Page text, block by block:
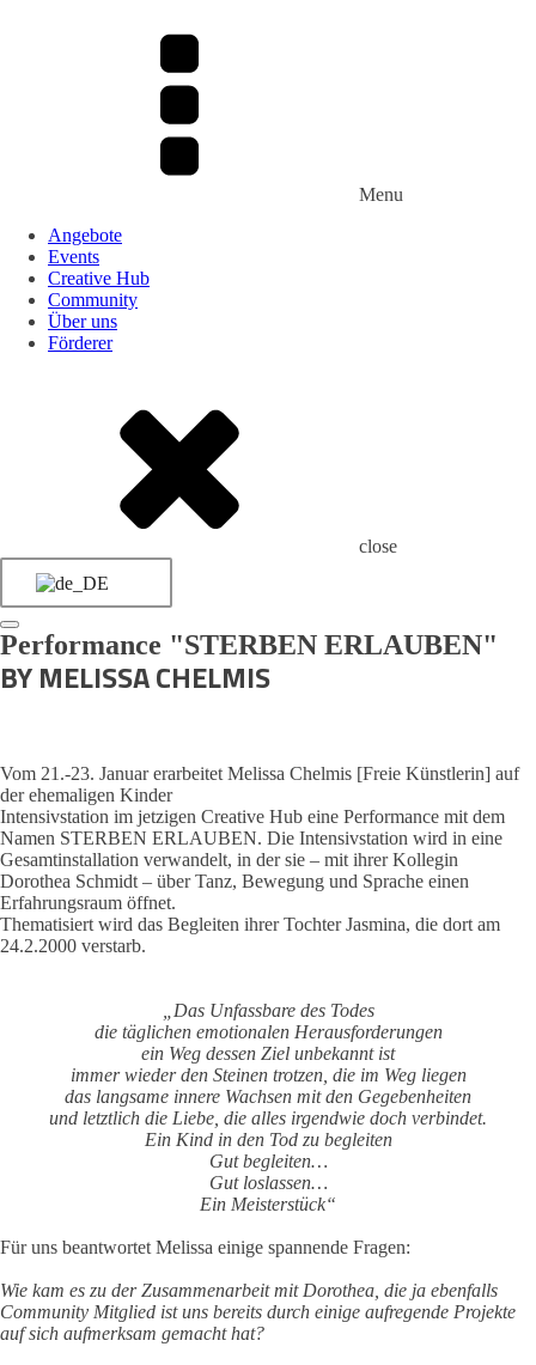
Menu
Angebote
Events
Creative Hub
Community
Über uns
Förderer
close
Performance "STERBEN ERLAUBEN"
BY MELISSA CHELMIS
Vom 21.-23. Januar erarbeitet Melissa Chelmis [Freie Künstlerin] auf
der ehemaligen Kinder
Intensivstation im jetzigen Creative Hub eine Performance mit dem
Namen STERBEN ERLAUBEN. Die Intensivstation wird in eine
Gesamtinstallation verwandelt, in der sie – mit ihrer Kollegin
Dorothea Schmidt – über Tanz, Bewegung und Sprache einen
Erfahrungsraum öffnet.
Thematisiert wird das Begleiten ihrer Tochter Jasmina, die dort am
24.2.2000 verstarb.
„Das Unfassbare des Todes
die täglichen emotionalen Herausforderungen
ein Weg dessen Ziel unbekannt ist
immer wieder den Steinen trotzen, die im Weg liegen
das langsame innere Wachsen mit den Gegebenheiten
und letztlich die Liebe, die alles irgendwie doch verbindet.
Ein Kind in den Tod zu begleiten
Gut begleiten…
Gut loslassen…
Ein Meisterstück“
Für uns beantwortet Melissa einige spannende Fragen:
Wie kam es zu der Zusammenarbeit mit Dorothea, die ja ebenfalls
Community Mitglied ist uns bereits durch einige aufregende Projekte
auf sich aufmerksam gemacht hat?